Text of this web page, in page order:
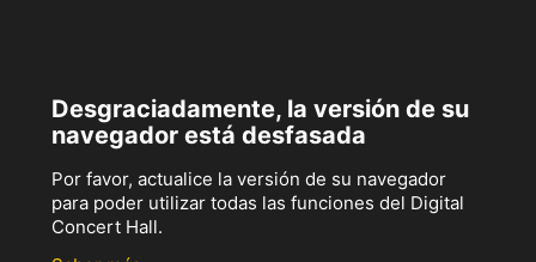
Desgraciadamente, la versión de su
navegador está desfasada
Por favor, actualice la versión de su navegador
para poder utilizar todas las funciones del Digital
Concert Hall.